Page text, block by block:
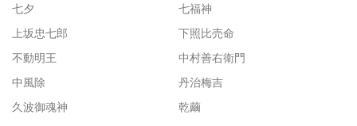
七夕
七福神
上坂忠七郎
下照比売命
不動明王
中村善右衛門
中風除
丹治梅吉
久波御魂神
乾繭